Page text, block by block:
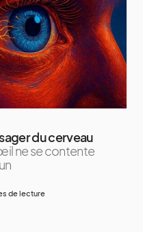
du cerveau
ne se contente
de lecture